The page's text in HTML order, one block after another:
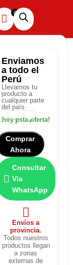
Enviamos
a todo el
Perú
Llevamos tu
producto a
cualquier parte
del país
Comprar
Ahora
Consultar
Via
WhatsApp
Envíos a
provincia.
Todos nuestros
productos llegan
a zonas
externas de